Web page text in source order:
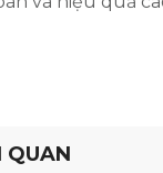
QUAN